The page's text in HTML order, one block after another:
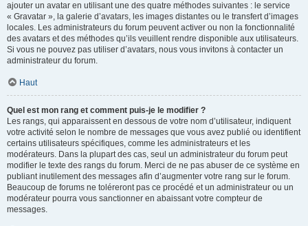
ajouter un avatar en utilisant une des quatre méthodes suivantes : le service
« Gravatar », la galerie d’avatars, les images distantes ou le transfert d’images
locales. Les administrateurs du forum peuvent activer ou non la fonctionnalité
des avatars et des méthodes qu’ils veuillent rendre disponible aux utilisateurs.
Si vous ne pouvez pas utiliser d’avatars, nous vous invitons à contacter un
administrateur du forum.
Haut
Quel est mon rang et comment puis-je le modifier ?
Les rangs, qui apparaissent en dessous de votre nom d’utilisateur, indiquent
votre activité selon le nombre de messages que vous avez publié ou identifient
certains utilisateurs spécifiques, comme les administrateurs et les
modérateurs. Dans la plupart des cas, seul un administrateur du forum peut
modifier le texte des rangs du forum. Merci de ne pas abuser de ce système en
publiant inutilement des messages afin d’augmenter votre rang sur le forum.
Beaucoup de forums ne toléreront pas ce procédé et un administrateur ou un
modérateur pourra vous sanctionner en abaissant votre compteur de
messages.